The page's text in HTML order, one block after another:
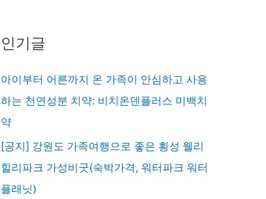
인기글
아이부터 어른까지 온 가족이 안심하고 사용
하는 천연성분 치약: 비치온덴플러스 미백치
약
[공지] 강원도 가족여행으로 좋은 횡성 웰리
힐리파크 가성비굿(숙박가격, 워터파크 워터
플래닛)